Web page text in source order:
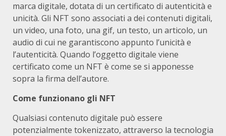
marca digitale, dotata di un certificato di autenticità e
unicità. Gli NFT sono associati a dei contenuti digitali,
un video, una foto, una gif, un testo, un articolo, un
audio di cui ne garantiscono appunto l’unicità e
l’autenticità. Quando l’oggetto digitale viene
certificato come un NFT è come se si apponesse
sopra la firma dell’autore.
Come funzionano gli NFT
Qualsiasi contenuto digitale può essere
potenzialmente tokenizzato, attraverso la tecnologia